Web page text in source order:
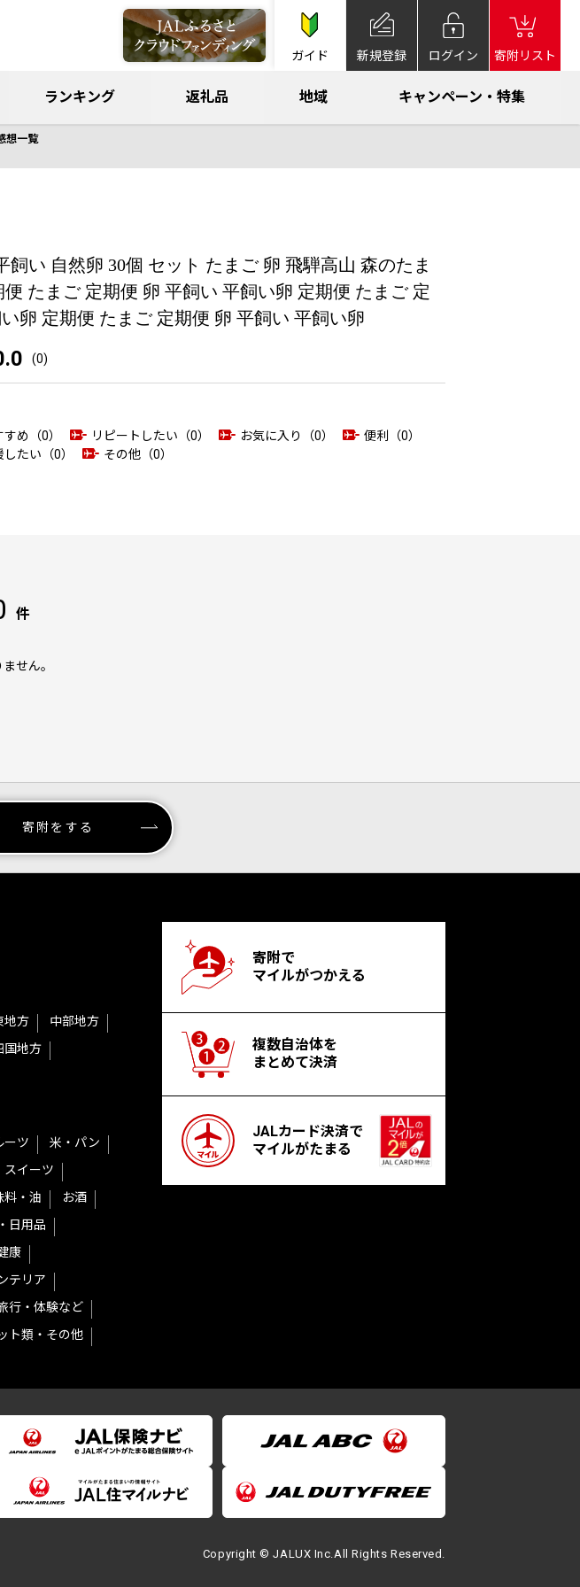
ガイド 新規登録 ログイン 寄附リスト
ランキング 返礼品 地域 キャンペーン・特集
想一覧
飼い 自然卵 30個 セット たまご 卵 飛騨高山 森のたま
便 たまご 定期便 卵 平飼い 平飼い卵 定期便 たまご 定
卵 定期便 たまご 定期便 卵 平飼い 平飼い卵
(0)
すめ（0） リピートしたい（0） お気に入り（0）
便利（0）
したい（0） その他（0）
件
せん。
寄附をする
地方
中部地方
国地方
ーツ
米・パン
スイーツ
料・油
お酒
日用品
康
テリア
行・体験など
ト類・その他
寄附で
マイルがつかえる
複数自治体を
まとめて決済
JALカード決済で
マイルがたまる
Copyright © JALUX Inc.All Rights Reserved.